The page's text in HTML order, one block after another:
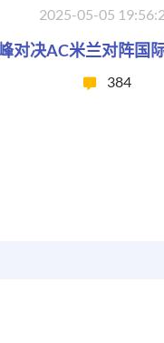
2025-05-05
对决AC米兰对阵国
384